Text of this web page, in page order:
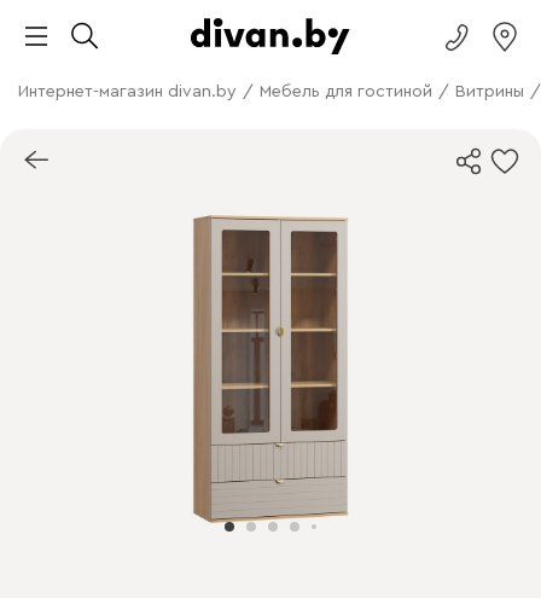
Интернет-магазин divan.by / Мебель для гостиной / Витрины /